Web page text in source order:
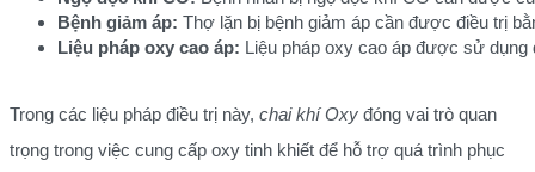
Bệnh giảm áp: Thợ lặn bị bệnh giảm áp cần được điều trị
Liệu pháp oxy cao áp: Liệu pháp oxy cao áp được sử dụng
Trong các liệu pháp điều trị này, chai khí Oxy đóng vai trò quan
trọng trong việc cung cấp oxy tinh khiết để hỗ trợ quá trình phục